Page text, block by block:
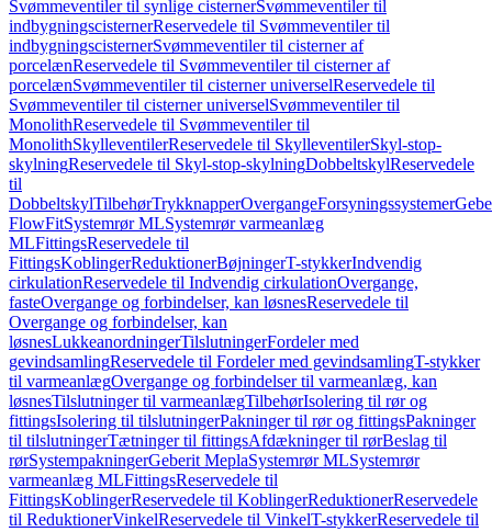
Svømmeventiler til synlige cisternerSvømmeventiler til
indbygningscisternerReservedele til Svømmeventiler til
indbygningscisternerSvømmeventiler til cisterner af
porcelænReservedele til Svømmeventiler til cisterner af
porcelænSvømmeventiler til cisterner universelReservedele til
Svømmeventiler til cisterner universelSvømmeventiler til
MonolithReservedele til Svømmeventiler til
MonolithSkylleventilerReservedele til SkylleventilerSkyl-stop-
skylningReservedele til Skyl-stop-skylningDobbeltskylReservedele
til
DobbeltskylTilbehørTrykknapperOvergangeForsyningssystemer
FlowFitSystemrør MLSystemrør varmeanlæg
MLFittingsReservedele til
FittingsKoblingerReduktionerBøjningerT-stykkerIndvendig
cirkulationReservedele til Indvendig cirkulationOvergange,
fasteOvergange og forbindelser, kan løsnesReservedele til
Overgange og forbindelser, kan
løsnesLukkeanordningerTilslutningerFordeler med
gevindsamlingReservedele til Fordeler med gevindsamlingT-stykker
til varmeanlægOvergange og forbindelser til varmeanlæg, kan
løsnesTilslutninger til varmeanlægTilbehørIsolering til rør og
fittingsIsolering til tilslutningerPakninger til rør og fittingsPakninger
til tilslutningerTætninger til fittingsAfdækninger til rørBeslag til
rørSystempakningerGeberit MeplaSystemrør MLSystemrør
varmeanlæg MLFittingsReservedele til
FittingsKoblingerReservedele til KoblingerReduktionerReservedele
til ReduktionerVinkelReservedele til VinkelT-stykkerReservedele til